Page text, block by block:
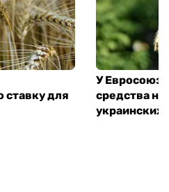
ставку для
У
средства